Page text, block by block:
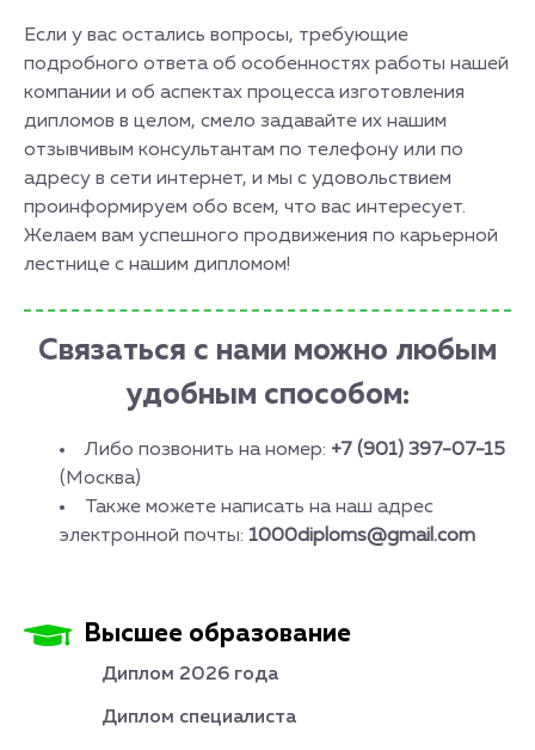
Если у вас остались вопросы, требующие
подробного ответа об особенностях работы нашей
компании и об аспектах процесса изготовления
дипломов в целом, смело задавайте их нашим
отзывчивым консультантам по телефону или по
адресу в сети интернет, и мы с удовольствием
проинформируем обо всем, что вас интересует.
Желаем вам успешного продвижения по карьерной
лестнице с нашим дипломом!
Связаться с нами можно любым
удобным способом:
Либо позвонить на номер: +7 (901) 397-07-15
(Москва)
Также можете написать на наш адрес
электронной почты: 1000diploms@gmail.com
Высшее образование
Диплом 2026 года
Диплом специалиста